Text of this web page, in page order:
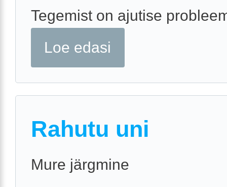
Tegemist on ajutise
Loe edasi
Rahutu uni
Mure järgmine